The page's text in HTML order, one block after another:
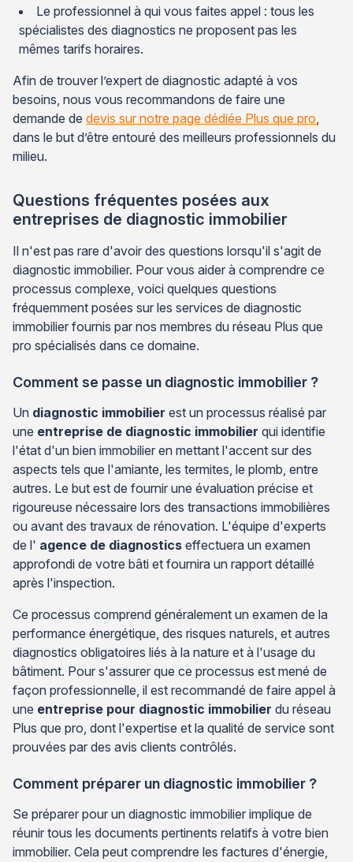
Le professionnel à qui vous faites appel : tous les
spécialistes des diagnostics ne proposent pas les
mêmes tarifs horaires.
Afin de trouver l’expert de diagnostic adapté à vos
besoins, nous vous recommandons de faire une
demande de devis sur notre page dédiée Plus que pro,
dans le but d’être entouré des meilleurs professionnels du
milieu.
Questions fréquentes posées aux
entreprises de diagnostic immobilier
Il n'est pas rare d'avoir des questions lorsqu'il s'agit de
diagnostic immobilier. Pour vous aider à comprendre ce
processus complexe, voici quelques questions
fréquemment posées sur les services de diagnostic
immobilier fournis par nos membres du réseau Plus que
pro spécialisés dans ce domaine.
Comment se passe un diagnostic immobilier ?
Un diagnostic immobilier est un processus réalisé par
une entreprise de diagnostic immobilier qui identifie
l'état d'un bien immobilier en mettant l'accent sur des
aspects tels que l'amiante, les termites, le plomb, entre
autres. Le but est de fournir une évaluation précise et
rigoureuse nécessaire lors des transactions immobilières
ou avant des travaux de rénovation. L'équipe d'experts
de l' agence de diagnostics effectuera un examen
approfondi de votre bâti et fournira un rapport détaillé
après l'inspection.
Ce processus comprend généralement un examen de la
performance énergétique, des risques naturels, et autres
diagnostics obligatoires liés à la nature et à l'usage du
bâtiment. Pour s'assurer que ce processus est mené de
façon professionnelle, il est recommandé de faire appel à
une entreprise pour diagnostic immobilier du réseau
Plus que pro, dont l'expertise et la qualité de service sont
prouvées par des avis clients contrôlés.
Comment préparer un diagnostic immobilier ?
Se préparer pour un diagnostic immobilier implique de
réunir tous les documents pertinents relatifs à votre bien
immobilier. Cela peut comprendre les factures d'énergie,